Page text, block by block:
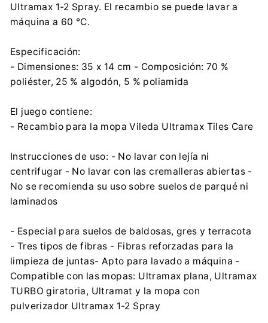
Ultramax 1-2 Spray. El recambio se puede lavar a
máquina a 60 °C.
Especificación:
- Dimensiones: 35 x 14 cm - Composición: 70 %
poliéster, 25 % algodón, 5 % poliamida
El juego contiene:
- Recambio para la mopa Vileda Ultramax Tiles Care
Instrucciones de uso: - No lavar con lejía ni
centrifugar - No lavar con las cremalleras abiertas -
No se recomienda su uso sobre suelos de parqué ni
laminados
- Especial para suelos de baldosas, gres y terracota
- Tres tipos de fibras - Fibras reforzadas para la
limpieza de juntas- Apto para lavado a máquina -
Compatible con las mopas: Ultramax plana, Ultramax
TURBO giratoria, Ultramat y la mopa con
pulverizador Ultramax 1-2 Spray